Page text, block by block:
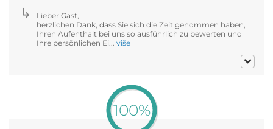
Lieber Gast,
herzlichen Dank, dass Sie sich die Zeit genommen haben,
Ihren Aufenthalt bei uns so ausführlich zu bewerten und
Ihre persönlichen Ei... više
100%